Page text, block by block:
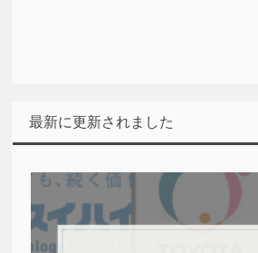
最新に更新されました